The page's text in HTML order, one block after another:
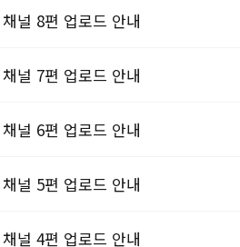
널 8편 업로드 안내
널 7편 업로드 안내
널 6편 업로드 안내
널 5편 업로드 안내
널 4편 업로드 안내